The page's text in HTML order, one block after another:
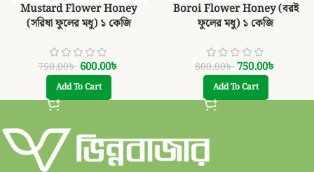
Mustard Flower Honey
(সরিষা ফুলের মধু) ১ কেজি
750.00৳ 600.00৳
Add To Cart
Boroi Flower Honey (বরই
ফুলের মধু) ১ কেজি
800.00৳750.00৳
Add To Cart